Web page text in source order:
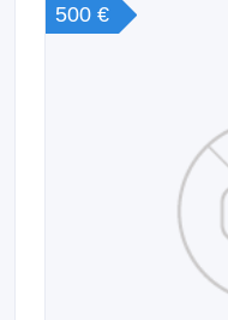
500 €